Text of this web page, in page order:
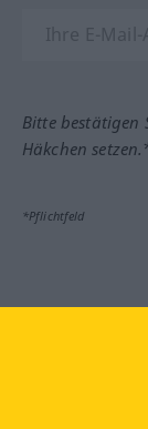
Bitte bestätigen
Häkchen
*Pflichtfeld